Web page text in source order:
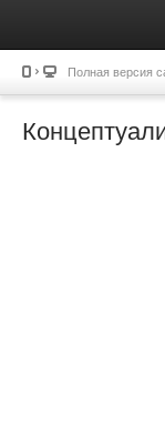
Полная версия